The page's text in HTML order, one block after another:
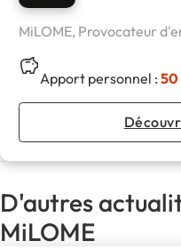
MiLOME, Provocateur
Apport personnel :
D'autres
MiLOME